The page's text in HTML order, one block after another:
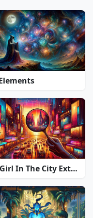
A Girl In The City Extended Edition